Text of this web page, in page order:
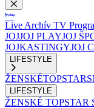
Live Archív TV
JOJJOJ PLAYJOJ
JOJKASTINGYJOJ
LIFESTYLE
ŽENSKÉTOPSTAR
LIFESTYLE
ŽENSKÉ TOPSTAR